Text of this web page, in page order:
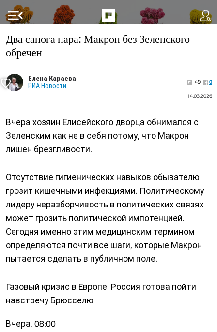
menu_open
Два сапога пара: Макрон без Зеленского
обречен
Елена Караева
РИА Новости 49
0
14.03.2026
Вчера хозяин Елисейского дворца обнимался с
Зеленским как не в себя потому, что Макрон
лишен брезгливости.
Отсутствие гигиенических навыков обывателю
грозит кишечными инфекциями. Политическому
лидеру неразборчивость в политических связях
может грозить политической импотенцией.
Сегодня именно этим медицинским термином
определяются почти все шаги, которые Макрон
пытается сделать в публичном поле.
Газовый кризис в Европе: Россия готова пойти
навстречу Брюсселю
Вчера, 08:00